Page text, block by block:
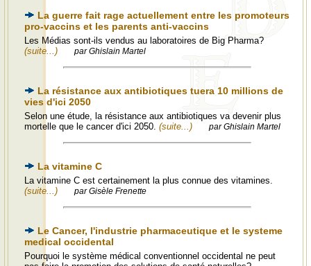
La guerre fait rage actuellement entre les promoteurs
pro-vaccins et les parents anti-vaccins
Les Médias sont-ils vendus au laboratoires de Big Pharma?
(suite...)
par Ghislain Martel
La résistance aux antibiotiques tuera 10 millions de
vies d'ici 2050
Selon une étude, la résistance aux antibiotiques va devenir plus
mortelle que le cancer d'ici 2050. (suite...) par Ghislain Martel
La vitamine C
La vitamine C est certainement la plus connue des vitamines.
(suite...)
par Gisèle Frenette
Le Cancer, l'industrie pharmaceutique et le systeme
medical occidental
Pourquoi le système médical conventionnel occidental ne peut